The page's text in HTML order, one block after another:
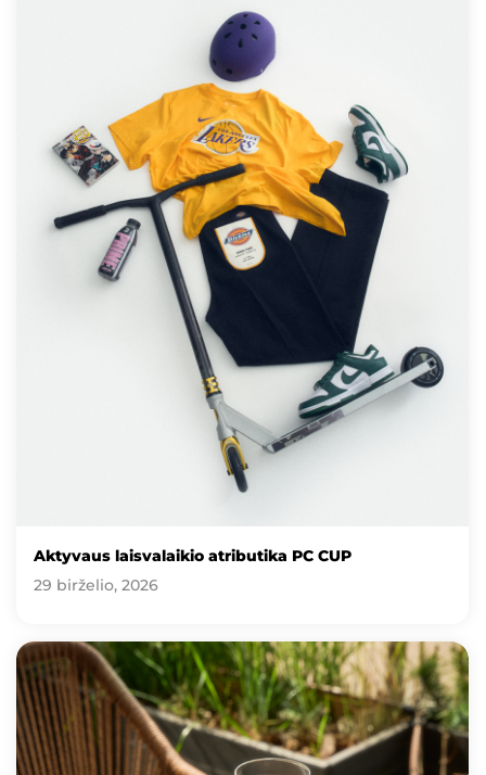
Aktyvaus laisvalaikio atributika PC CUP
29 birželio, 2026